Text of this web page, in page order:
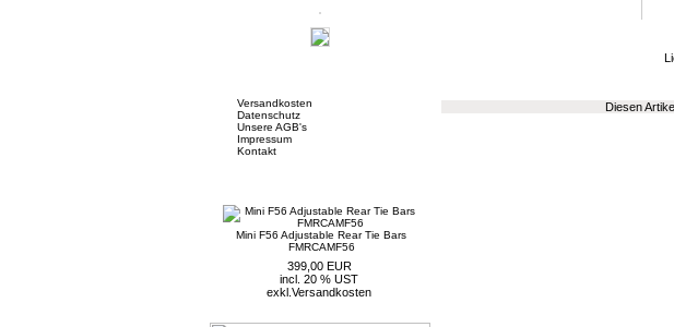
Versandkosten
Datenschutz
Unsere AGB's
Impressum
Kontakt
Mini F56 Adjustable Rear Tie Bars
FMRCAMF56
399,00 EUR
incl. 20 % UST
exkl. Versandkosten
Diesen